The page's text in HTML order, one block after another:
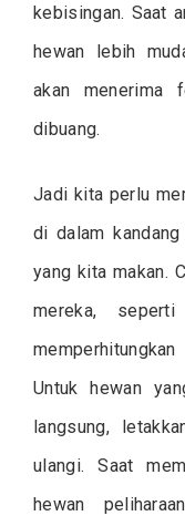
kebisingan. Saat
hewan lebih
akan menerima
dibuang.
Jadi kita perlu
di dalam
yang kita makan.
mereka,
Untuk hewan
langsung,
ulangi. Saat
hewan